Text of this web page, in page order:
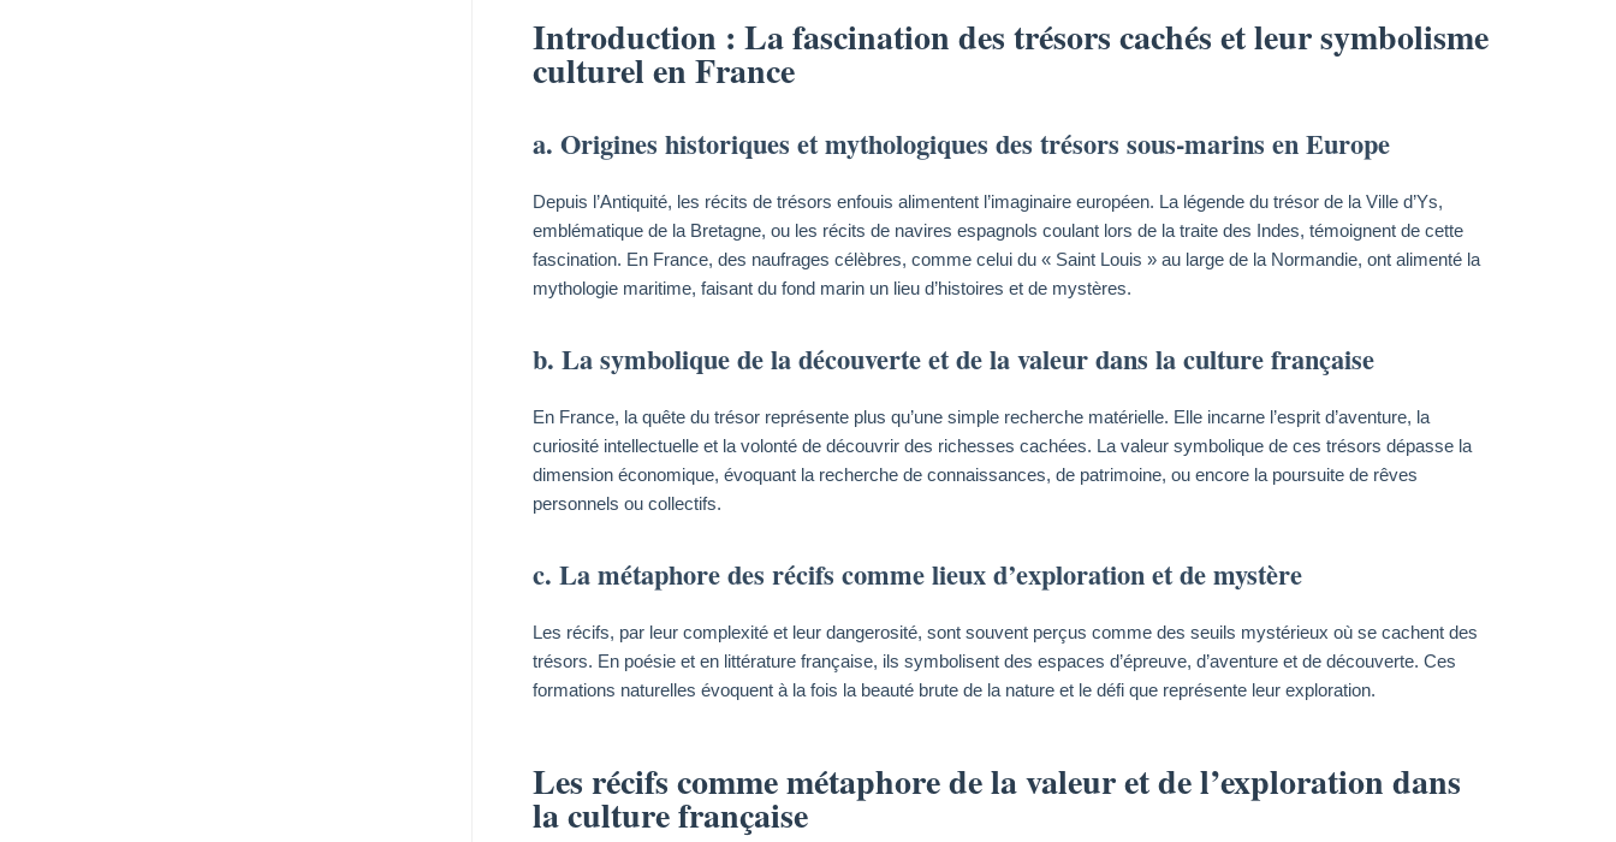
Introduction : La fascination des trésors cachés et leur symbolisme
culturel en France
a. Origines historiques et mythologiques des trésors sous-marins en Europe
Depuis l’Antiquité, les récits de trésors enfouis alimentent l’imaginaire européen. La légende du trésor de la Ville d’Ys,
emblématique de la Bretagne, ou les récits de navires espagnols coulant lors de la traite des Indes, témoignent de cette
fascination. En France, des naufrages célèbres, comme celui du « Saint Louis » au large de la Normandie, ont alimenté la
mythologie maritime, faisant du fond marin un lieu d’histoires et de mystères.
b. La symbolique de la découverte et de la valeur dans la culture française
En France, la quête du trésor représente plus qu’une simple recherche matérielle. Elle incarne l’esprit d’aventure, la
curiosité intellectuelle et la volonté de découvrir des richesses cachées. La valeur symbolique de ces trésors dépasse la
dimension économique, évoquant la recherche de connaissances, de patrimoine, ou encore la poursuite de rêves
personnels ou collectifs.
c. La métaphore des récifs comme lieux d’exploration et de mystère
Les récifs, par leur complexité et leur dangerosité, sont souvent perçus comme des seuils mystérieux où se cachent des
trésors. En poésie et en littérature française, ils symbolisent des espaces d’épreuve, d’aventure et de découverte. Ces
formations naturelles évoquent à la fois la beauté brute de la nature et le défi que représente leur exploration.
Les récifs comme métaphore de la valeur et de l’exploration dans
la culture française